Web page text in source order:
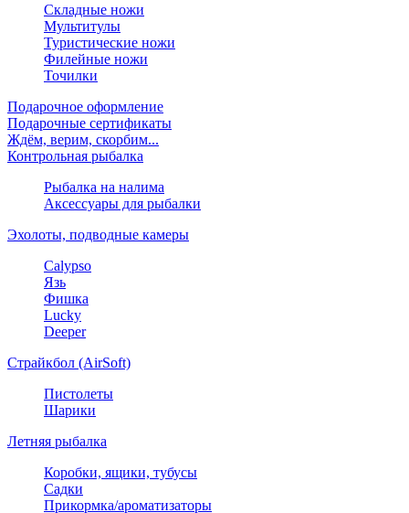
Складные ножи
Мультитулы
Туристические ножи
Филейные ножи
Точилки
Подарочное оформление
Подарочные сертификаты
Ждём, верим, скорбим...
Контрольная рыбалка
Рыбалка на налима
Аксессуары для рыбалки
Эхолоты, подводные камеры
Calypso
Язь
Фишка
Lucky
Deeper
Страйкбол (AirSoft)
Пистолеты
Шарики
Летняя рыбалка
Коробки, ящики, тубусы
Садки
Прикормка/ароматизаторы